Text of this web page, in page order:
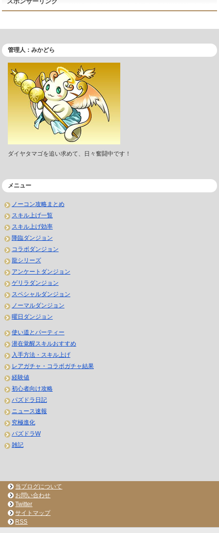
管理人：みかどら
ダイヤタマゴを追い求めて、日々奮闘中です！
メニュー
ノーコン攻略まとめ
スキル上げ一覧
スキル上げ効率
降臨ダンジョン
コラボダンジョン
龍シリーズ
アンケートダンジョン
ゲリラダンジョン
スペシャルダンジョン
ノーマルダンジョン
曜日ダンジョン
使い道とパーティー
潜在覚醒スキルおすすめ
入手方法・スキル上げ
レアガチャ・コラボガチャ結果
経験値
初心者向け攻略
パズドラ日記
ニュース速報
究極進化
パズドラW
雑記
当ブログについて
お問い合わせ
Twitter
サイトマップ
RSS